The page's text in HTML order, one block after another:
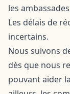
les
Les délais de
incertains.
Nous suivons
dès que nous
pouvant aider